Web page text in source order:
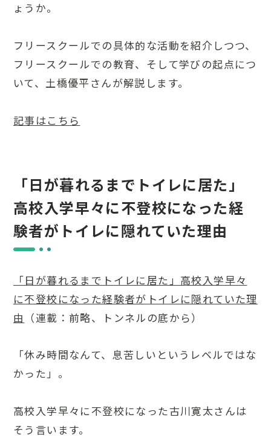
ょうか。
フリースクールでの具体的な活動を紹介しつつ、
フリースクールでの教育、そして学びの起点につ
いて、土橋優平さんが解説します。
記事はこちら
「日が暮れるまでトイレに居た」
高校入学早々に不登校になった経
験者がトイレに隠れていた理由
「日が暮れるまでトイレに居た」高校入学早々
に不登校になった経験者がトイレに隠れていた理
由 （連載：前略、トンネルの底から）
「休み時間なんて、息苦しいというレベルではな
かった」。
高校入学早々に不登校になった古川寛太さんは
そう言います。